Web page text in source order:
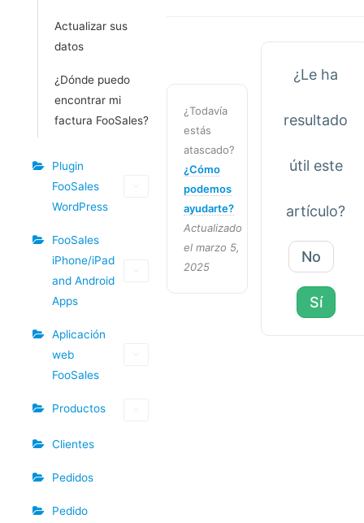
Actualizar sus
datos
¿Dónde puedo
encontrar mi
factura FooSales?
Plugin
FooSales
WordPress
FooSales
iPhone/iPad
and Android
Apps
Aplicación
web
FooSales
Productos
Clientes
Pedidos
Pedido
¿Todavía
estás
atascado?
¿Cómo
podemos
ayudarte?
Actualizado
el marzo 5,
2025
¿Le ha
resultado
útil este
artículo?
No
Sí